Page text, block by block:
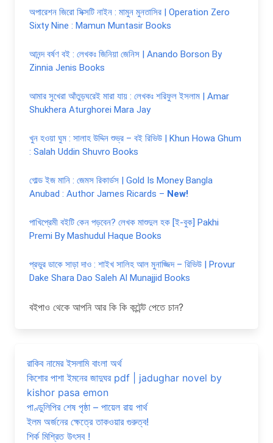
অপারেশন জিরো সিক্সটি নাইন : মামুন মুনতাসির | Operation Zero
Sixty Nine : Mamun Muntasir Books
আনন্দ বর্ষণ বই : লেখকঃ জিনিয়া জেনিস | Anando Borson By
Zinnia Jenis Books
আমার সুখেরা আঁতুড়ঘরেই মারা যায় : লেখকঃ শরিফুল ইসলাম | Amar
Shukhera Aturghorei Mara Jay
খুন হওয়া ঘুম : সালাহ উদ্দিন শুভ্র – বই রিভিউ | Khun Howa Ghum
: Salah Uddin Shuvro Books
গোল্ড ইজ মানি : জেমস রিকার্ডস | Gold Is Money Bangla
Anubad : Author James Ricards – New!
পাখিপ্রেমী বইটি কেন পড়বেন? লেখক মাশুদুল হক [ই-বুক] Pakhi
Premi By Mashudul Haque Books
প্রভুর ডাকে সাড়া দাও : শাইখ সালিহ আল মুনাজ্জিদ – রিভিউ | Provur
Dake Shara Dao Saleh Al Munajjid Books
বইপাও থেকে আপনি আর কি কি কন্টেন্ট পেতে চান?
রাকিব নামের ইসলামি বাংলা অর্থ
কিশোর পাশা ইমনের জাদুঘর pdf | jadughar novel by
kishor pasa emon
পাণ্ডুলিপির শেষ পৃষ্ঠা – পায়েল রায় পার্থ
ইলম অর্জনের ক্ষেত্রে তাকওয়ার গুরুত্ব!
শির্ক মিশ্রিত উৎসব !